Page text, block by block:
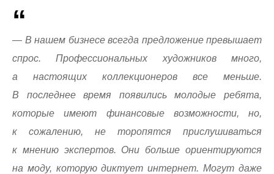
— В нашем бизнесе всегда предложение превышает
спрос. Профессиональных художников много,
а настоящих коллекционеров все меньше.
В последнее время появились молодые ребята,
которые имеют финансовые возможности, но,
к сожалению, не торопятся прислушиваться
к мнению экспертов. Они больше ориентируются
на моду, которую диктует интернет. Могут даже